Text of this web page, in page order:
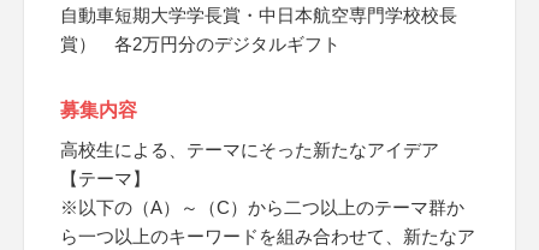
自動車短期大学学長賞・中日本航空専門学校校長
賞） 各2万円分のデジタルギフト
募集内容
高校生による、テーマにそった新たなアイデア
【テーマ】
※以下の（A）～（C）から二つ以上のテーマ群か
ら一つ以上のキーワードを組み合わせて、新たなア